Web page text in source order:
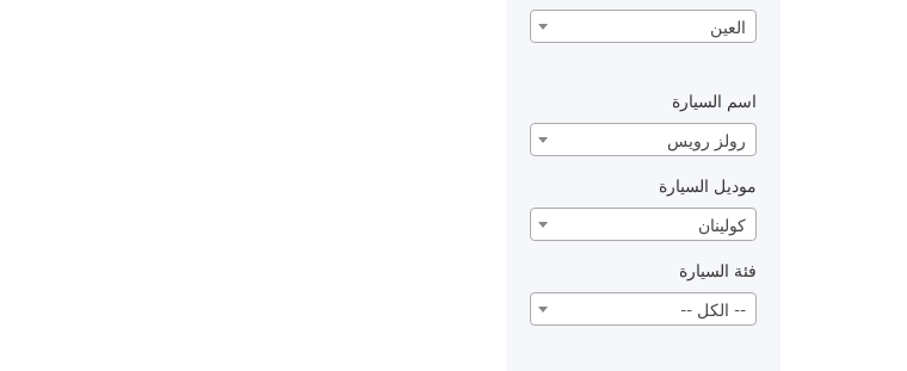
العين
اسم السيارة
رولز رويس
موديل السيارة
كولينان
فئة السيارة
-- الكل --